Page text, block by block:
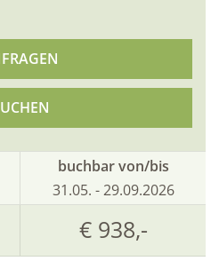
buchbar von/bis
31.05. - 29.09.2026
€ 938,-